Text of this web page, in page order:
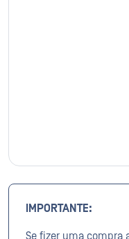
IMPORTANTE:
Se fizer uma compra